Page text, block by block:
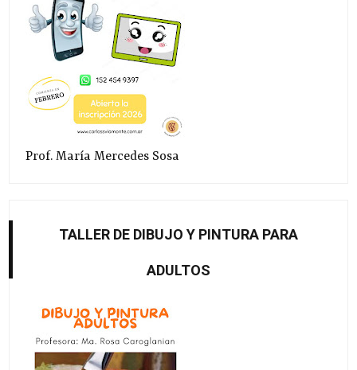
Prof. María Mercedes Sosa
TALLER DE DIBUJO Y PINTURA PARA
ADULTOS